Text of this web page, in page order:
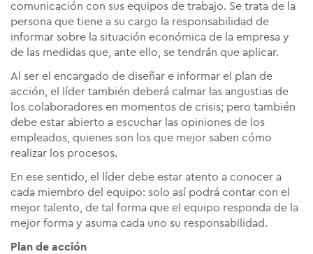
comunicación con sus equipos de trabajo. Se trata de la
persona que tiene a su cargo la responsabilidad de
informar sobre la situación económica de la empresa y
de las medidas que, ante ello, se tendrán que aplicar.
Al ser el encargado de diseñar e informar el plan de
acción, el líder también deberá calmar las angustias de
los colaboradores en momentos de crisis; pero también
debe estar abierto a escuchar las opiniones de los
empleados, quienes son los que mejor saben cómo
realizar los procesos.
En ese sentido, el líder debe estar atento a conocer a
cada miembro del equipo: solo así podrá contar con el
mejor talento, de tal forma que el equipo responda de la
mejor forma y asuma cada uno su responsabilidad.
Plan de acción